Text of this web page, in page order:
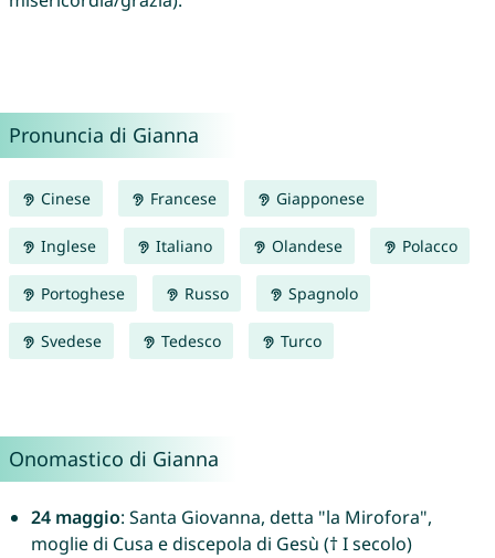
Pronuncia di Gianna
Cinese Francese Giapponese
Inglese Italiano Olandese Polacco
Portoghese Russo Spagnolo
Svedese Tedesco Turco
Onomastico di Gianna
24 maggio: Santa Giovanna, detta "la Mirofora",
moglie di Cusa e discepola di Gesù († I secolo)